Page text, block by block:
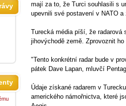
mají za to, že Turci souhlasili s
upevnili své postavení v NATO
Turecká média píší, že radarová
jihovýchodě země. Zprovoznit
"Tento konkrétní radar bude v
pátek Dave Lapan, mluvčí
Údaje získané radarem v
amerického námořnictva, které